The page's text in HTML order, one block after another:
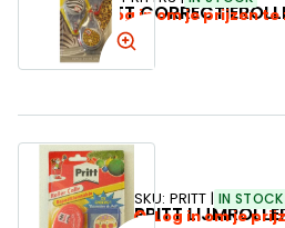
PRITT
Log in om je prijzen te
PRITT
SKU: PRITT IN STOCK
Log in om je